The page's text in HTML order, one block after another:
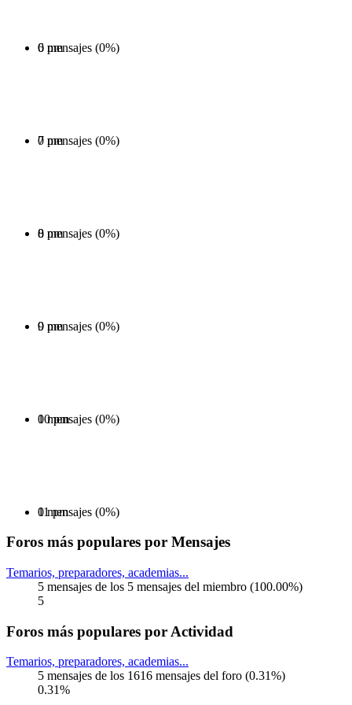
0 mensajes (0%)
6 pm
0 mensajes (0%)
7 pm
0 mensajes (0%)
8 pm
0 mensajes (0%)
9 pm
0 mensajes (0%)
10 pm
0 mensajes (0%)
11 pm
Foros más populares por Mensajes
Temarios, preparadores, academias...
5 mensajes de los 5 mensajes del miembro (100.00%)
5
Foros más populares por Actividad
Temarios, preparadores, academias...
5 mensajes de los 1616 mensajes del foro (0.31%)
0.31%